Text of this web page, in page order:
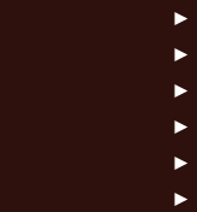
►
►
►
►
►
►